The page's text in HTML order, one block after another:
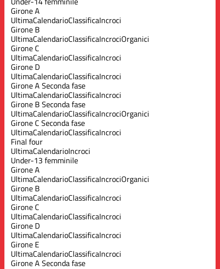
Girone A
UltimaCalendarioClassificaIncroci
Girone B
UltimaCalendarioClassificaIncrociOrganici
Girone C
UltimaCalendarioClassificaIncroci
Girone D
UltimaCalendarioClassificaIncroci
Girone A Seconda fase
UltimaCalendarioClassificaIncroci
Girone B Seconda fase
UltimaCalendarioClassificaIncrociOrganici
Girone C Seconda fase
UltimaCalendarioClassificaIncroci
Final four
UltimaCalendarioIncroci
Under-13 femminile
Girone A
UltimaCalendarioClassificaIncrociOrganici
Girone B
UltimaCalendarioClassificaIncroci
Girone C
UltimaCalendarioClassificaIncroci
Girone D
UltimaCalendarioClassificaIncroci
Girone E
UltimaCalendarioClassificaIncroci
Girone A Seconda fase